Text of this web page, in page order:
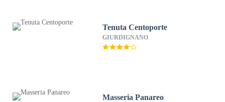
Tenuta Centoporte
GIURDIGNANO
Masseria Panareo